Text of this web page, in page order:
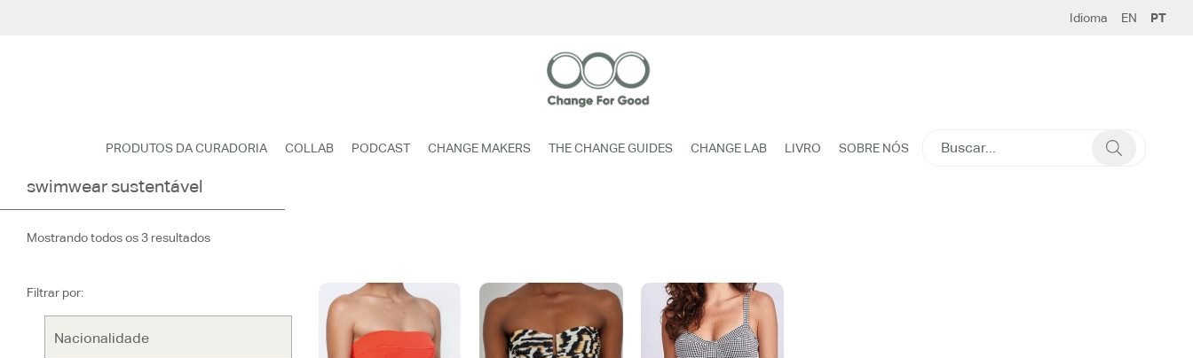
Idioma EN PT
PRODUTOS DA CURADORIA COLLAB PODCAST CHANGE MAKERS THE CHANGE GUIDES CHANGE LAB LIVRO SOBRE NÓS
swimwear sustentável
Mostrando todos os 3 resultados
Filtrar por: